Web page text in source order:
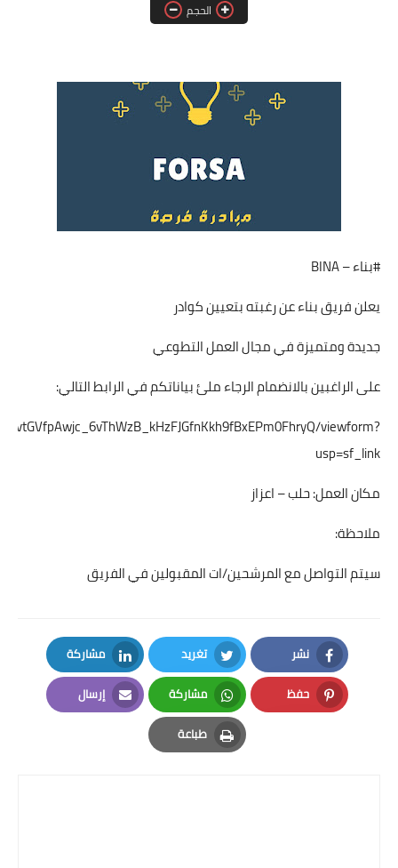
فرص عمل في العراق
فرص عمل في السودان
الحجم
#بناء – BINA
يعلن فريق بناء عن رغبته بتعيين كوادر
جديدة ومتميزة في مجال العمل التطوعي
على الراغبين بالانضمام الرجاء ملئ بياناتكم في الرابط التالي:
viewform?
usp=sf_link
مكان العمل: حلب – اعزاز
ملاحظة:
سيتم التواصل مع المرشحين/ات المقبولين في الفريق
نشر
Facebook
تغريد
Twitter
مشاركة
LinkedIn
حفظ
Pinterest
مشاركة
Whatsapp
إرسال
Email
طباعة
Print